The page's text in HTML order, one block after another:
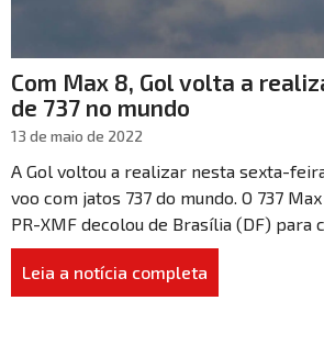
Com Max 8, Gol volta a
de 737 no mundo
13 de maio de 2022
A Gol voltou a realizar nesta sexta-
voo com jatos 737 do mundo. O 737
PR-XMF decolou de Brasília (DF) para
Leia a notícia completa